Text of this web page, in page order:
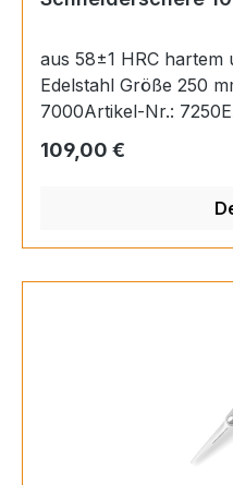
aus 58±1 HRC
Edelstahl Größe 250 mm Typ: SchereSerie:
Regulärer Preis:
109,00 €